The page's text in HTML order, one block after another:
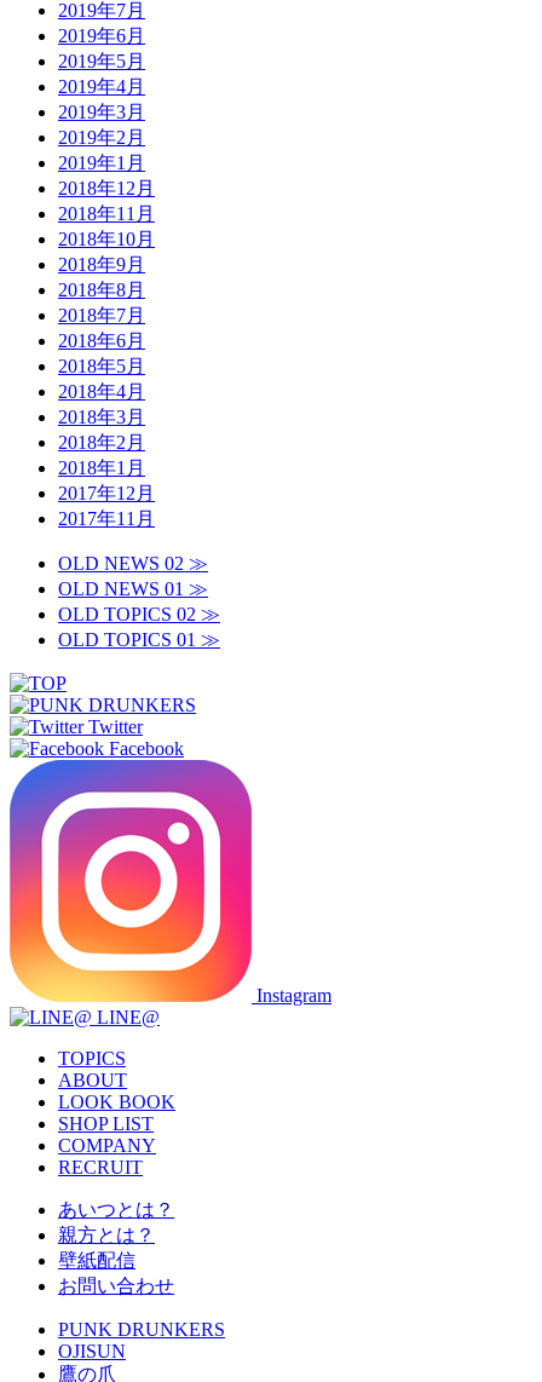
2019年7月
2019年6月
2019年5月
2019年4月
2019年3月
2019年2月
2019年1月
2018年12月
2018年11月
2018年10月
2018年9月
2018年8月
2018年7月
2018年6月
2018年5月
2018年4月
2018年3月
2018年2月
2018年1月
2017年12月
2017年11月
OLD NEWS 02 ≫
OLD NEWS 01 ≫
OLD TOPICS 02 ≫
OLD TOPICS 01 ≫
Twitter
Facebook
Instagram
LINE@
TOPICS
ABOUT
LOOK BOOK
SHOP LIST
COMPANY
RECRUIT
あいつとは？
親方とは？
壁紙配信
お問い合わせ
PUNK DRUNKERS
OJISUN
鷹の爪